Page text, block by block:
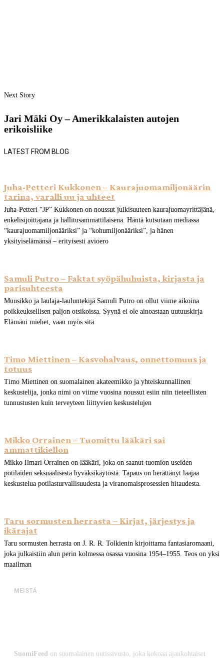
Next Story
Jari Mäki Oy – Amerikkalaisten autojen
erikoisliike
LATEST FROM BLOG
Juha-Petteri Kukkonen – Kaurajuomamiljonäärin
tarina, varalli uu ja uhteet
Juha-Petteri “JP” Kukkonen on noussut julkisuuteen kaurajuomayrittäjänä,
enkelisijoittajana ja hallitusammattilaisena. Häntä kutsutaan mediassa
“kaurajuomamiljonääriksi” ja “kohumiljonääriksi”, ja hänen
yksityiselämänsä – erityisesti avioero
Samuli Putro – Faktat syöpähuhuista, kirjasta ja
parisuhteesta
Muusikko ja laulaja-lauluntekijä Samuli Putro on ollut viime aikoina
poikkeuksellisen paljon otsikoissa. Syynä ei ole ainoastaan uutuuskirja
Elämäni miehet, vaan myös sitä
Timo Miettinen – Kasvohalvaus, onnettomuus ja
totuus
Timo Miettinen on suomalainen akateemikko ja yhteiskunnallinen
keskustelija, jonka nimi on viime vuosina noussut esiin niin tieteellisten
tunnustusten kuin terveyteen liittyvien keskustelujen
Mikko Orrainen – Tuomittu lääkäri sai
ammattikiellon
Mikko Ilmari Orrainen on lääkäri, joka on saanut tuomion useiden
potilaiden seksuaalisesta hyväksikäytöstä. Tapaus on herättänyt laajaa
keskustelua potilasturvallisuudesta ja viranomaisprosessien hitaudesta.
Taru sormusten herrasta – Kirjat, järjestys ja
ikärajat
Taru sormusten herrasta on J. R. R. Tolkienin kirjoittama fantasiaromaani,
joka julkaistiin alun perin kolmessa osassa vuosina 1954–1955. Teos on yksi
maailman
MEISTÄ
SuomiFeed on suomalainen uutissivusto, joka kokoaa ajankohtaiset